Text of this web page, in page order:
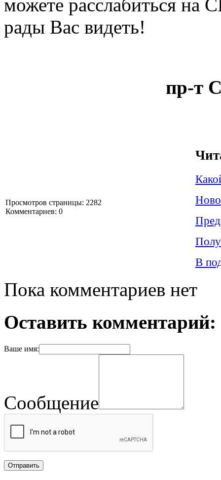
можете расслабиться на
рады Вас видеть!
пр-т
Просмотров страницы: 2282
Комментариев: 0
В
Пока комментариев нет
Оставить комментарий:
Ваше имя:
Сообщение